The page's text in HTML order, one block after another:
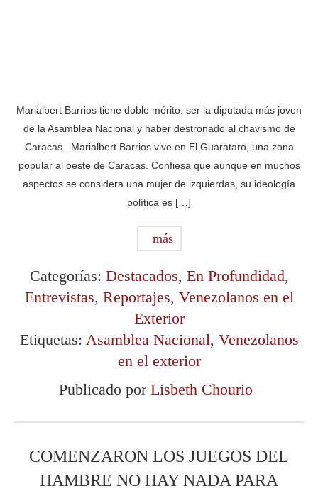
Marialbert Barrios tiene doble mérito: ser la diputada más joven
de la Asamblea Nacional y haber destronado al chavismo de
Caracas. Marialbert Barrios vive en El Guarataro, una zona
popular al oeste de Caracas. Confiesa que aunque en muchos
aspectos se considera una mujer de izquierdas, su ideología
política es […]
más
Categorías: Destacados, En Profundidad,
Entrevistas, Reportajes, Venezolanos en el
Exterior
Etiquetas: Asamblea Nacional, Venezolanos
en el exterior
Publicado por Lisbeth Chourio
COMENZARON LOS JUEGOS DEL
HAMBRE NO HAY NADA PARA